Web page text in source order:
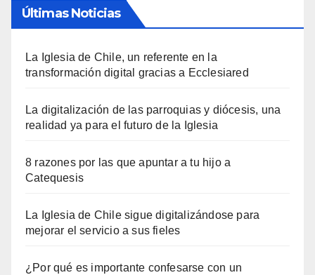
Últimas Noticias
La Iglesia de Chile, un referente en la
transformación digital gracias a Ecclesiared
La digitalización de las parroquias y diócesis, una
realidad ya para el futuro de la Iglesia
8 razones por las que apuntar a tu hijo a
Catequesis
La Iglesia de Chile sigue digitalizándose para
mejorar el servicio a sus fieles
¿Por qué es importante confesarse con un